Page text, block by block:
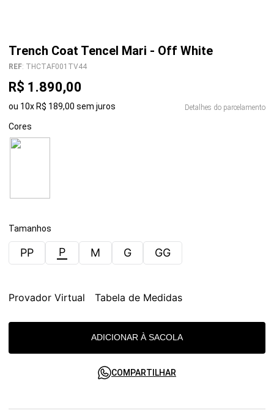
Trench Coat Tencel Mari - Off White
REF: THCTAF001TV44
R$ 1 .890,00
ou 10x R$ 189,00 sem juros Detalhes do parcelamento
Cores
Tamanhos
PP P M G GG
Provador Virtual Tabela de Medidas
ADICIONAR À SACOLA
COMPARTILHAR